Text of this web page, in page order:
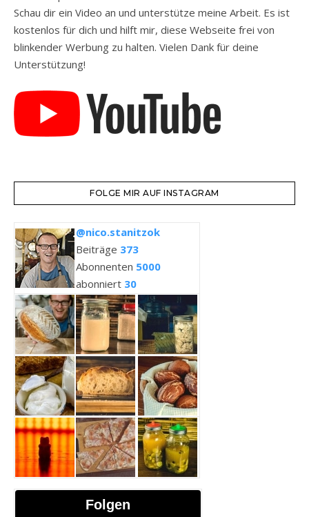
Schau dir ein Video an und unterstütze meine Arbeit. Es ist
kostenlos für dich und hilft mir, diese Webseite frei von
blinkender Werbung zu halten. Vielen Dank für deine
Unterstützung!
FOLGE MIR AUF INSTAGRAM
@nico.stanitzok
Beiträge 373
Abonnenten 5000
abonniert 30
Folgen